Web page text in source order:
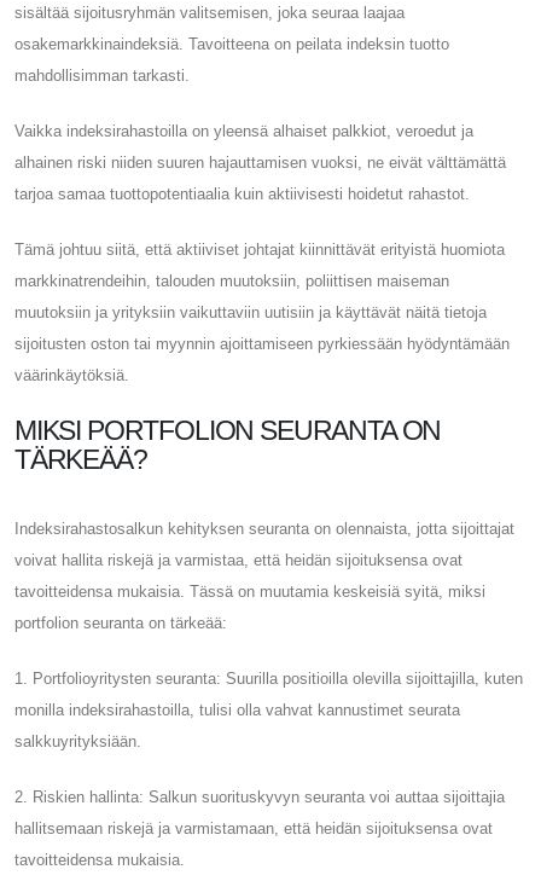
sisältää sijoitusryhmän valitsemisen, joka seuraa laajaa
osakemarkkinaindeksiä. Tavoitteena on peilata indeksin tuotto
mahdollisimman tarkasti.
Vaikka indeksirahastoilla on yleensä alhaiset palkkiot, veroedut ja
alhainen riski niiden suuren hajauttamisen vuoksi, ne eivät välttämättä
tarjoa samaa tuottopotentiaalia kuin aktiivisesti hoidetut rahastot.
Tämä johtuu siitä, että aktiiviset johtajat kiinnittävät erityistä huomiota
markkinatrendeihin, talouden muutoksiin, poliittisen maiseman
muutoksiin ja yrityksiin vaikuttaviin uutisiin ja käyttävät näitä tietoja
sijoitusten oston tai myynnin ajoittamiseen pyrkiessään hyödyntämään
väärinkäytöksiä.
MIKSI PORTFOLION SEURANTA ON
TÄRKEÄÄ?
Indeksirahastosalkun kehityksen seuranta on olennaista, jotta sijoittajat
voivat hallita riskejä ja varmistaa, että heidän sijoituksensa ovat
tavoitteidensa mukaisia. Tässä on muutamia keskeisiä syitä, miksi
portfolion seuranta on tärkeää:
1. Portfolioyritysten seuranta: Suurilla positioilla olevilla sijoittajilla, kuten
monilla indeksirahastoilla, tulisi olla vahvat kannustimet seurata
salkkuyrityksiään.
2. Riskien hallinta: Salkun suorituskyvyn seuranta voi auttaa sijoittajia
hallitsemaan riskejä ja varmistamaan, että heidän sijoituksensa ovat
tavoitteidensa mukaisia.